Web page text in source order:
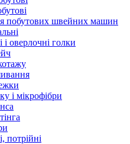
побутових швейних машин
оверлочні голки
і мікрофібри
потрійні